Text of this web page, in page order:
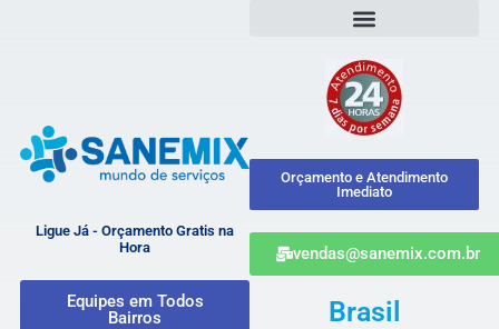
Ligue Já - Orçamento Gratis na
Hora
Equipes em Todos
Bairros
Orçamento e Atendimento
Imediato
vendas@sanemix.com.br
Brasil